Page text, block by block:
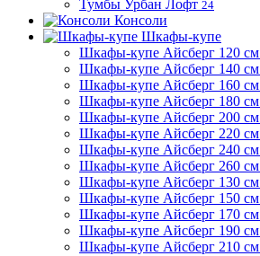
Тумбы Урбан Лофт 24
Консоли
Шкафы-купе
Шкафы-купе Айсберг 120 см
Шкафы-купе Айсберг 140 см
Шкафы-купе Айсберг 160 см
Шкафы-купе Айсберг 180 см
Шкафы-купе Айсберг 200 см
Шкафы-купе Айсберг 220 см
Шкафы-купе Айсберг 240 см
Шкафы-купе Айсберг 260 см
Шкафы-купе Айсберг 130 см
Шкафы-купе Айсберг 150 см
Шкафы-купе Айсберг 170 см
Шкафы-купе Айсберг 190 см
Шкафы-купе Айсберг 210 см